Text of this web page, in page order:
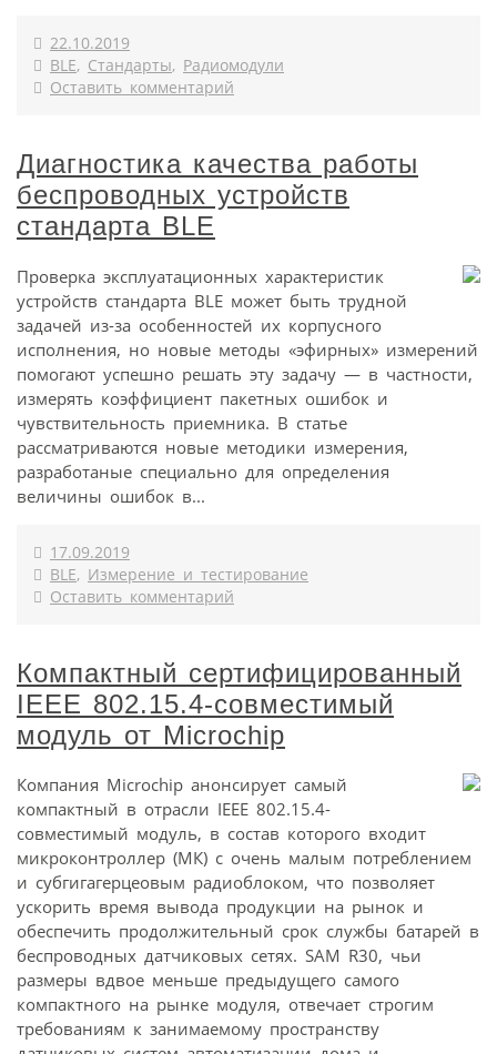
22.10.2019
BLE, Стандарты, Радиомодули
Оставить комментарий
Диагностика качества работы
беспроводных устройств
стандарта BLE
Проверка эксплуатационных характеристик
устройств стандарта BLE может быть трудной
задачей из-за особенностей их корпусного
исполнения, но новые методы «эфирных» измерений
помогают успешно решать эту задачу — в частности,
измерять коэффициент пакетных ошибок и
чувствительность приемника. В статье
рассматриваются новые методики измерения,
разработаные специально для определения
величины ошибок в...
17.09.2019
BLE, Измерение и тестирование
Оставить комментарий
Компактный сертифицированный
IEEE 802.15.4-совместимый
модуль от Microchip
Компания Microchip анонсирует самый
компактный в отрасли IEEE 802.15.4-
совместимый модуль, в состав которого входит
микроконтроллер (МК) с очень малым потреблением
и субгигагерцеовым радиоблоком, что позволяет
ускорить время вывода продукции на рынок и
обеспечить продолжительный срок службы батарей в
беспроводных датчиковых сетях. SAM R30, чьи
размеры вдвое меньше предыдущего самого
компактного на рынке модуля, отвечает строгим
требованиям к занимаемому пространству